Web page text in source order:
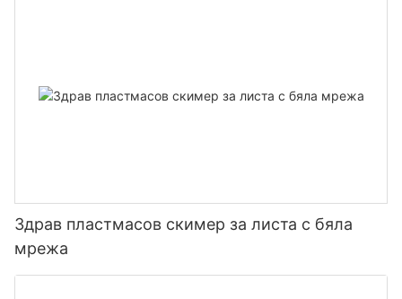
Здрав пластмасов скимер за листа с бяла
мрежа